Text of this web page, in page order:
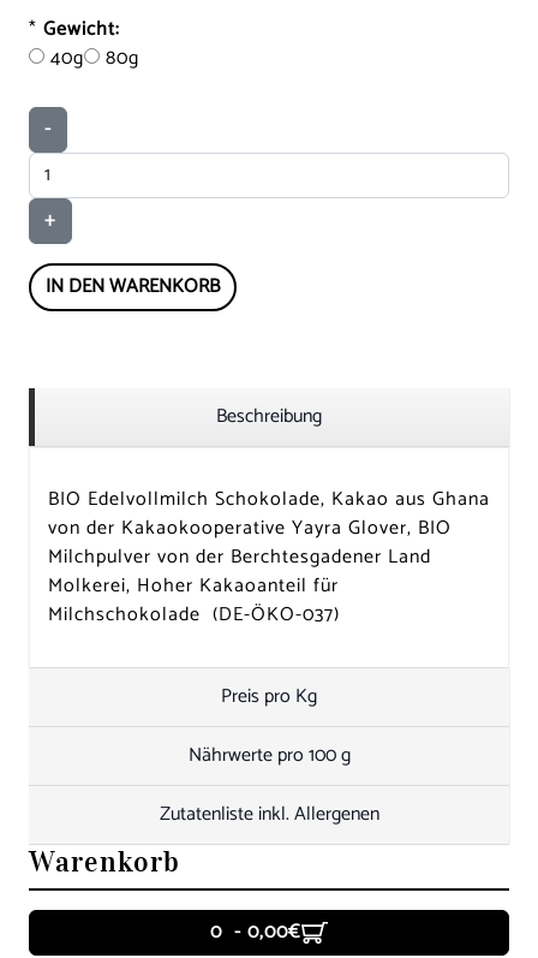
Warenkorb
0 - 0,00€
* Gewicht:
40g
80g
-
+
IN DEN WARENKORB
Beschreibung
BIO Edelvollmilch Schokolade, Kakao aus Ghana
von der Kakaokooperative Yayra Glover, BIO
Milchpulver von der Berchtesgadener Land
Molkerei, Hoher Kakaoanteil für
Milchschokolade (DE-ÖKO-037)
Preis pro Kg
Nährwerte pro 100 g
Zutatenliste inkl. Allergenen